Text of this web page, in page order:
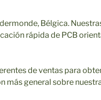
Bélgica.
rápida de PCB
de ventas para
más general sobre